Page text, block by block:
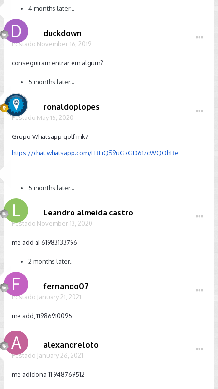
4 months later...
duckdown
Postado November 16, 2019
conseguiram entrar em algum?
5 months later...
ronaldoplopes
Postado May 15, 2020
Grupo Whatsapp golf mk7
https://chat.whatsapp.com/FRLiQS9uG7GD61zcWQOhRe
5 months later...
Leandro almeida castro
Postado November 13, 2020
me add ai 61983133796
2 months later...
fernando07
Postado January 21, 2021
me add, 11986910095
alexandreloto
Postado January 26, 2021
me adiciona 11 948769512